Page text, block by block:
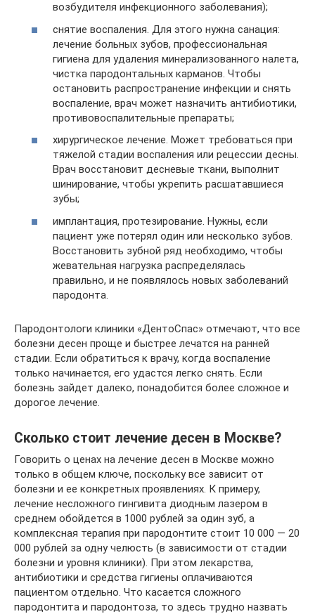
возбудителя инфекционного заболевания);
снятие воспаления. Для этого нужна санация:
лечение больных зубов, профессиональная
гигиена для удаления минерализованного налета,
чистка пародонтальных карманов. Чтобы
остановить распространение инфекции и снять
воспаление, врач может назначить антибиотики,
противовоспалительные препараты;
хирургическое лечение. Может требоваться при
тяжелой стадии воспаления или рецессии десны.
Врач восстановит десневые ткани, выполнит
шинирование, чтобы укрепить расшатавшиеся
зубы;
имплантация, протезирование. Нужны, если
пациент уже потерял один или несколько зубов.
Восстановить зубной ряд необходимо, чтобы
жевательная нагрузка распределялась
правильно, и не появлялось новых заболеваний
пародонта.
Пародонтологи клиники «ДентоСпас» отмечают, что все
болезни десен проще и быстрее лечатся на ранней
стадии. Если обратиться к врачу, когда воспаление
только начинается, его удастся легко снять. Если
болезнь зайдет далеко, понадобится более сложное и
дорогое лечение.
Сколько стоит лечение десен в Москве?
Говорить о ценах на лечение десен в Москве можно
только в общем ключе, поскольку все зависит от
болезни и ее конкретных проявлениях. К примеру,
лечение несложного гингивита диодным лазером в
среднем обойдется в 1000 рублей за один зуб, а
комплексная терапия при пародонтите стоит 10 000 — 20
000 рублей за одну челюсть (в зависимости от стадии
болезни и уровня клиники). При этом лекарства,
антибиотики и средства гигиены оплачиваются
пациентом отдельно. Что касается сложного
пародонтита и пародонтоза, то здесь трудно назвать